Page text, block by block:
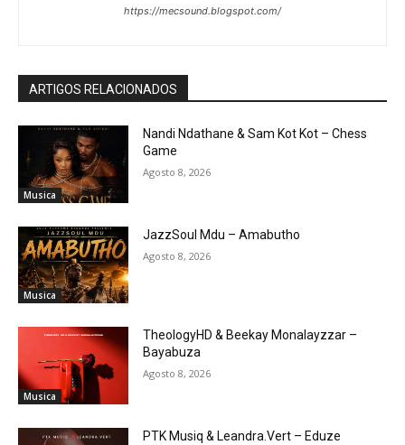
https://mecsound.blogspot.com/
ARTIGOS RELACIONADOS
Musica
Nandi Ndathane & Sam Kot Kot – Chess
Game
Agosto 8, 2026
Musica
JazzSoul Mdu – Amabutho
Agosto 8, 2026
Musica
TheologyHD & Beekay Monalayzzar –
Bayabuza
Agosto 8, 2026
PTK Musiq & Leandra.Vert – Eduze